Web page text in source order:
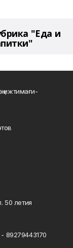
"Еда и
ижтимағи-
50 летия
89279443170